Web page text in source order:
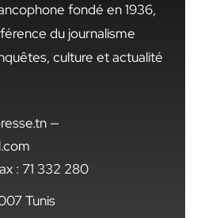
fondé en 1936,
du journalisme
culture et actualité
—
: 71 332 280
Tunis